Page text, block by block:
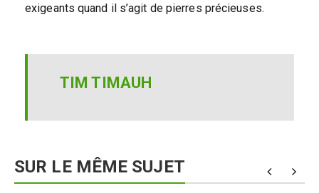
exigeants quand il s’agit de pierres précieuses.
TIM TIMAUH
SUR LE MÊME SUJET